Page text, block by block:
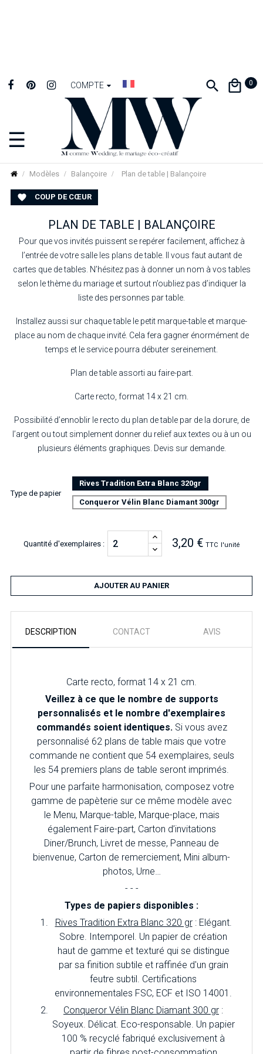
COMPTE 0
Basculer
la
navigation
☰
Modèles Balançoire Plan de table | Balançoire
 COUP DE CŒUR
PLAN DE TABLE | BALANÇOIRE
Pour que vos invités puissent se repérer facilement, affichez à
l’entrée de votre salle les plans de table. Il vous faut autant de
cartes que de tables. N’hésitez pas à donner un nom à vos tables
selon le thème du mariage et surtout n’oubliez pas d’indiquer la
liste des personnes par table.
Installez aussi sur chaque table le petit marque-table et marque-
place au nom de chaque invité. Cela fera gagner énormément de
temps et le service pourra débuter sereinement.
Plan de table assorti au faire-part.
Carte recto, format 14 x 21 cm.
Possibilité d’ennoblir le recto du plan de table par de la dorure, de
l’argent ou tout simplement donner du relief aux textes ou à un ou
plusieurs éléments graphiques. Devis sur demande.
Type de papier
Rives Tradition Extra Blanc 320gr
Conqueror Vélin Blanc Diamant 300gr
Quantité d'exemplaires : 3,20 € TTC l'unité
AJOUTER AU PANIER
DESCRIPTION CONTACT AVIS
Carte recto, format 14 x 21 cm.
Veillez à ce que le nombre de supports
personnalisés et le nombre d'exemplaires
commandés soient identiques.Si vous avez
personnalisé 62 plans de table mais que votre
commande ne contient que 54 exemplaires, seuls
les 54 premiers plans de table seront imprimés.
Pour une parfaite harmonisation, composez votre
gamme de papèterie sur ce même modèle avec
le Menu, Marque-table, Marque-place, mais
également Faire-part, Carton d’invitations
Diner/Brunch, Livret de messe, Panneau de
bienvenue, Carton de remerciement, Mini album-
photos, Urne…
- - -
Types de papiers disponibles :
Rives Tradition Extra Blanc 320 gr: Elégant.
Sobre. Intemporel. Un papier de création
haut de gamme et texturé qui se distingue
par sa finition subtile et raffinée d'un grain
feutre subtil. Certifications
environnementales FSC, ECF et ISO 14001.
Conqueror Vélin Blanc Diamant 300 gr :
Soyeux. Délicat. Eco-responsable. Un papier
100 % recyclé fabriqué exclusivement à